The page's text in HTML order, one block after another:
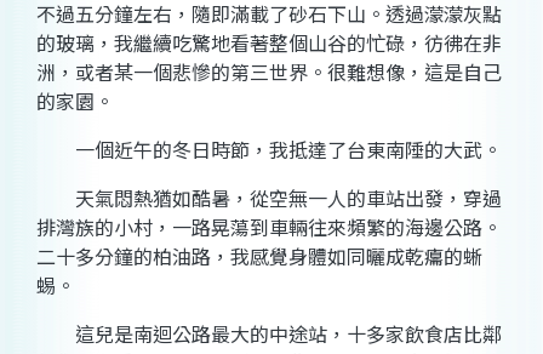
不過五分鐘左右，隨即滿載了砂石下山。透過濛濛灰點
的玻璃，我繼續吃驚地看著整個山谷的忙碌，彷彿在非
洲，或者某一個悲慘的第三世界。很難想像，這是自己
的家園。
一個近午的冬日時節，我抵達了台東南陲的大武。
天氣悶熱猶如酷暑，從空無一人的車站出發，穿過
排灣族的小村，一路晃蕩到車輛往來頻繁的海邊公路。
二十多分鐘的柏油路，我感覺身體如同曬成乾癟的蜥
蜴。
這兒是南迴公路最大的中途站，十多家飲食店比鄰